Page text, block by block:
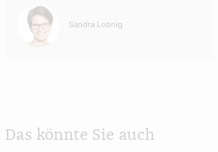
Sandra Lobnig
Das könnte Sie auch